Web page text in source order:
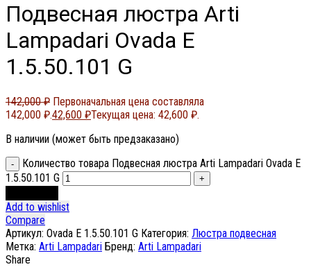
Подвесная люстра Arti
Lampadari Ovada E
1.5.50.101 G
142,000₽ Первоначальная цена составляла
142,000 ₽.42,600 ₽Текущая цена: 42,600 ₽.
В наличии (может быть предзаказано)
Количество товара Подвесная люстра Arti Lampadari Ovada E
1.5.50.101 G
Add to wishlist
Compare
Артикул: Ovada E 1.5.50.101 G Категория: Люстра подвесная
Метка: Arti Lampadari Бренд: Arti Lampadari
Share